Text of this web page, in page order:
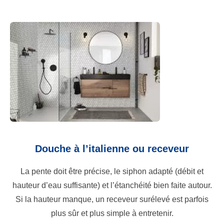
Douche à l’italienne ou receveur
La pente doit être précise, le siphon adapté (débit et
hauteur d’eau suffisante) et l’étanchéité bien faite autour.
Si la hauteur manque, un receveur surélevé est parfois
plus sûr et plus simple à entretenir.